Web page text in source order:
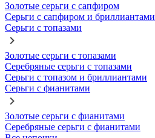
Золотые серьги с сапфиром
Серьги с сапфиром и бриллиантами
Серьги с топазами
Золотые серьги с топазами
Серебряные серьги с топазами
Серьги с топазом и бриллиантами
Серьги с фианитами
Золотые серьги с фианитами
Серебряные серьги с фианитами